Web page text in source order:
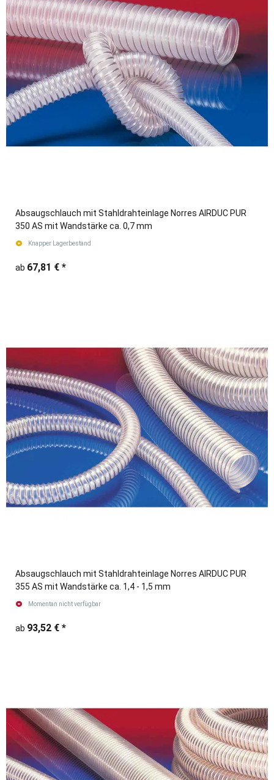
Absaugschlauch mit Stahldrahteinlage Norres AIRDUC PUR
350 AS mit Wandstärke ca. 0,7 mm
Knapper Lagerbestand
ab 67,81 € *
Absaugschlauch mit Stahldrahteinlage Norres AIRDUC PUR
355 AS mit Wandstärke ca. 1,4 - 1,5 mm
Momentan nicht verfügbar
ab 93,52 € *